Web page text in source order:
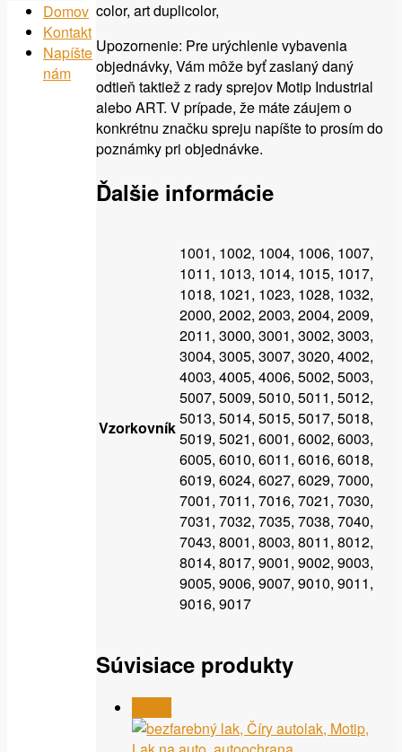
Upozornenie: Pre urýchlenie vybavenia
objednávky, Vám môže byť zaslaný daný
odtieň taktiež z rady sprejov Motip Industrial
alebo ART. V prípade, že máte záujem o
konkrétnu značku spreju napíšte to prosím do
poznámky pri objednávke.
Ďalšie informácie
Vzorkovník
1001, 1002, 1004, 1006, 1007,
1011, 1013, 1014, 1015, 1017,
1018, 1021, 1023, 1028, 1032,
2000, 2002, 2003, 2004, 2009,
2011, 3000, 3001, 3002, 3003,
3004, 3005, 3007, 3020, 4002,
4003, 4005, 4006, 5002, 5003,
5007, 5009, 5010, 5011, 5012,
5013, 5014, 5015, 5017, 5018,
5019, 5021, 6001, 6002, 6003,
6005, 6010, 6011, 6016, 6018,
6019, 6024, 6027, 6029, 7000,
7001, 7011, 7016, 7021, 7030,
7031, 7032, 7035, 7038, 7040,
7043, 8001, 8003, 8011, 8012,
8014, 8017, 9001, 9002, 9003,
9005, 9006, 9007, 9010, 9011,
9016, 9017
Súvisiace produkty
Domov
Kontakt
Napíšte
nám